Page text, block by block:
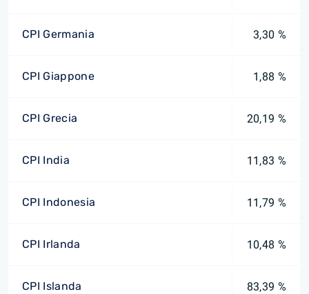
CPI Germania 3,30 %
CPI Giappone 1,88 %
CPI Grecia 20,19 %
CPI India 11,83 %
CPI Indonesia 11,79 %
CPI Irlanda 10,48 %
CPI Islanda 83,39 %